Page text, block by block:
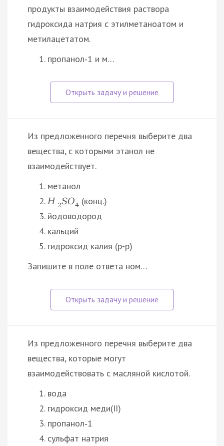
продукты взаимодействия раствора
гидроксида натрия с этилметаноатом и
метилацетатом.
пропанол‑1 и м…
Из предложенного перечня выберите два
вещества, с которыми этанол не
взаимодействует.
метанол
H 2SO4 (конц.)
йодоводород
кальций
гидроксид калия (р-р)
Запишите в поле ответа ном…
Из предложенного перечня выберите два
вещества, которые могут
взаимодействовать с масляной кислотой.
вода
гидроксид меди(II)
пропанол‑1
сульфат натрия